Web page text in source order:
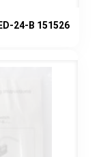
24-B 151526